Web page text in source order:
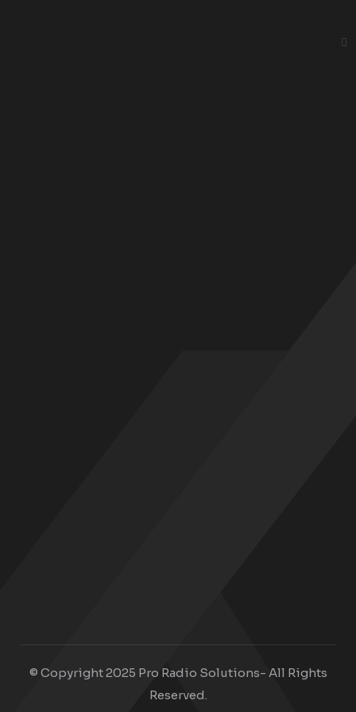
© Copyright 2025 Pro Radio Solutions- All Rights
Reserved.